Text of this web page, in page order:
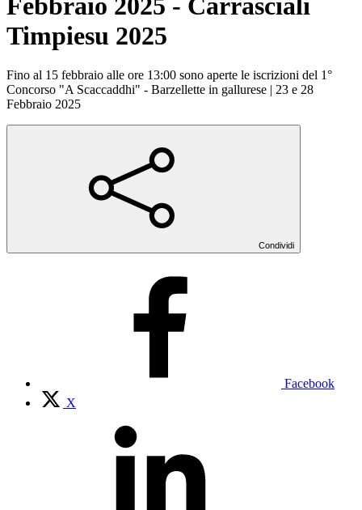
Timpiesu 2025
Fino al 15 febbraio alle ore 13:00 sono aperte le iscrizioni del 1°
Concorso "A Scaccaddhi" - Barzellette in gallurese | 23 e 28
Febbraio 2025
Condividi
Facebook
X